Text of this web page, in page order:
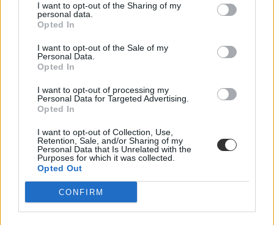
I want to opt-out of the Sharing of my
personal data.
Opted In
I want to opt-out of the Sale of my
Personal Data.
Opted In
I want to opt-out of processing my
Personal Data for Targeted Advertising.
Opted In
I want to opt-out of Collection, Use,
Retention, Sale, and/or Sharing of my
Personal Data that Is Unrelated with the
Purposes for which it was collected.
Opted Out
CONFIRM
szakképzés teljesítményértékelés
szakmai egyeztetés
oktatási minisztérium